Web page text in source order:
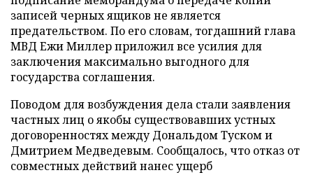
записей черных ящиков не является
предательством. По его словам, тогдашний глава
МВД Ежи Миллер приложил все усилия для
заключения максимально выгодного для
государства соглашения.
Поводом для возбуждения дела стали заявления
частных лиц о якобы существовавших устных
договоренностях между Дональдом Туском и
Дмитрием Медведевым. Сообщалось, что отказ от
совместных действий нанес ущерб